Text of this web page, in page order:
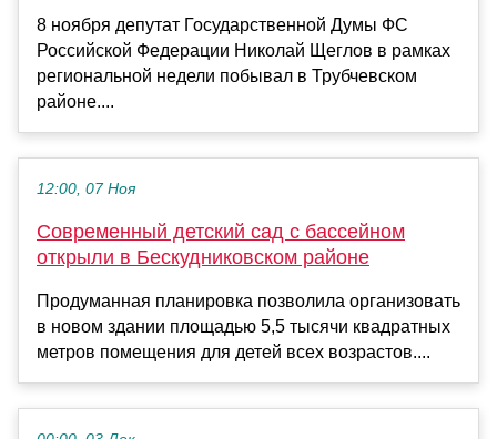
8 ноября депутат Государственной Думы ФС
Российской Федерации Николай Щеглов в рамках
региональной недели побывал в Трубчевском
районе....
12:00, 07 Ноя
Современный детский сад с бассейном
открыли в Бескудниковском районе
Продуманная планировка позволила организовать
в новом здании площадью 5,5 тысячи квадратных
метров помещения для детей всех возрастов....